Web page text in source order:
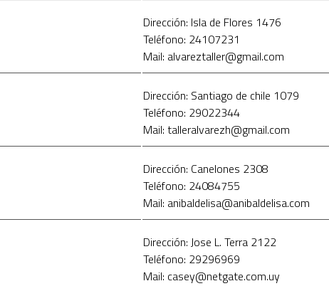
Dirección: Isla de Flores 1476
Teléfono: 24107231
Mail: alvareztaller@gmail.com
Dirección: Santiago de chile 1079
Teléfono: 29022344
Mail: talleralvarezh@gmail.com
Dirección: Canelones 2308
Teléfono: 24084755
Mail: anibaldelisa@anibaldelisa.com
Dirección: Jose L. Terra 2122
Teléfono: 29296969
Mail: casey@netgate.com.uy